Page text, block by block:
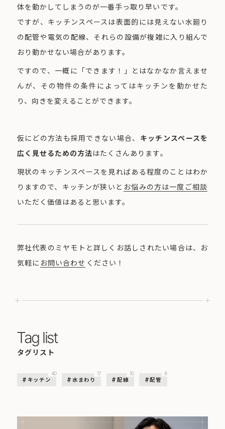
体を動かしてしまうのが一番手っ取り早いです。
ですが、キッチンスペースは表面的には見えない水廻り
の配管や電気の配線、それらの設備が複雑に入り組んで
おり動かせない場合があります。
ですので、一概に「できます！」とはなかなか言えませ
んが、その物件の条件によってはキッチンを動かせた
り、向きを変えることができます。
仮にどの方法も採用できない場合、 キッチンスペースを
広く見せるための方法はたくさんあります。
現状のキッチンスペースを見ればある程度のことはわか
りますので、キッチンが狭いと お悩みの方は一度ご相談
いただく価値はあると思います。
弊社代表のミヤモトと詳しくお話しされたい場合は、お
気軽に お問い合わせ ください！
Tag list
タグリスト
キッチン
40
水まわり
17
配線
10
配管
8